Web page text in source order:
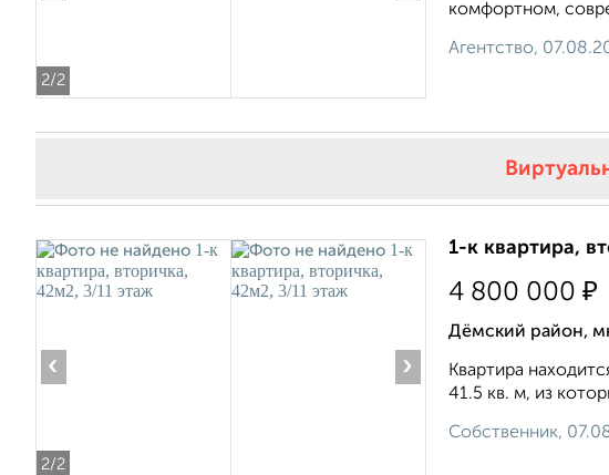
2/2
комфортном,
Агентство,
2/2
‹ ›
1-к квартира,
4 800 000 ₽
Дёмский район,
Квартира
41.5 кв. м, из
Собственник,